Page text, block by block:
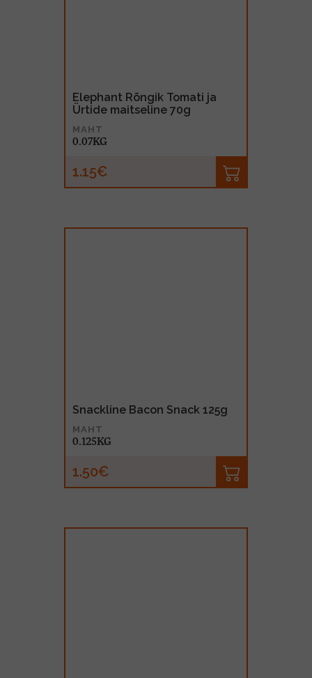
Elephant Rõngik Tomati ja
Ürtide maitseline 70g
MAHT
0.07KG
1.15€
Snackline Bacon Snack 125g
MAHT
0.125KG
1.50€